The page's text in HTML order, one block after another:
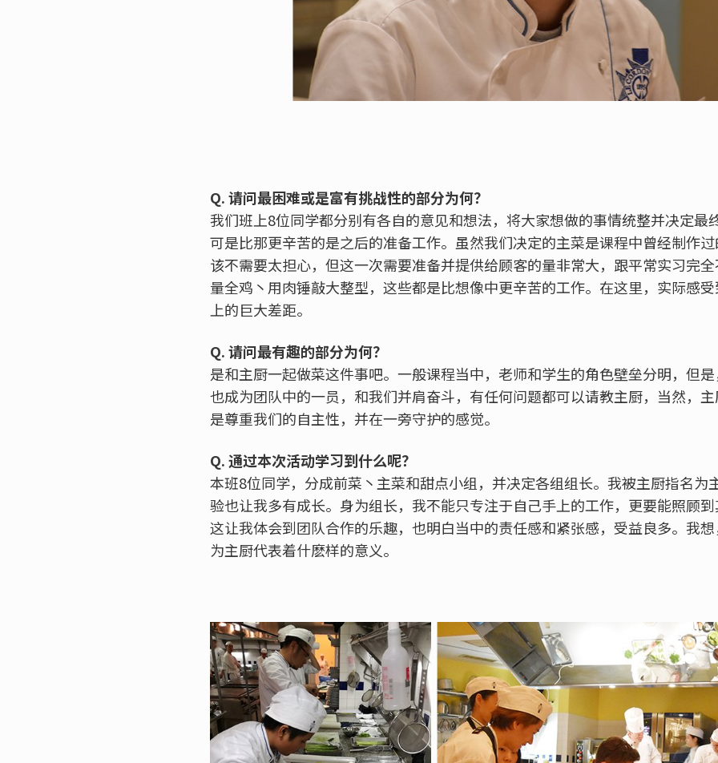
Q. 请问最困难或是富有挑战性的部分为何？
我们班上8位同学都分别有各自的意见和想法，将大家想做的事情统整并决定最
可是比那更辛苦的是之后的准备工作。虽然我们决定的主菜是课程中曾经制作
该不需要太担心，但这一次需要准备并提供给顾客的量非常大，跟平常实习完
量全鸡丶用肉锤敲大整型，这些都是比想像中更辛苦的工作。在这里，实际感
上的巨大差距。
Q. 请问最有趣的部分为何？
是和主厨一起做菜这件事吧。一般课程当中，老师和学生的角色壁垒分明，但
也成为团队中的一员，和我们并肩奋斗，有任何问题都可以请教主厨，当然，
是尊重我们的自主性，并在一旁守护的感觉。
Q. 通过本次活动学习到什么呢？
本班8位同学，分成前菜丶主菜和甜点小组，并决定各组组长。我被主厨指名为
验也让我多有成长。身为组长，我不能只专注于自己手上的工作，更要能照顾
这让我体会到团队合作的乐趣，也明白当中的责任感和紧张感，受益良多。我
为主厨代表着什麽样的意义。